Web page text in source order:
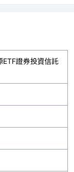
證券投資信託